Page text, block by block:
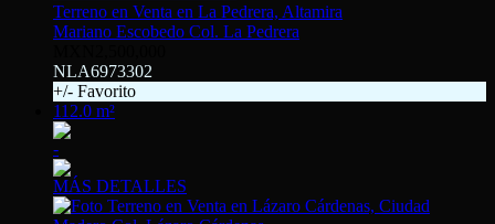
Terreno en Venta en La Pedrera, Altamira
Mariano Escobedo Col. La Pedrera
NLA6973302
+/- Favorito
112.0 m²
-
MÁS DETALLES